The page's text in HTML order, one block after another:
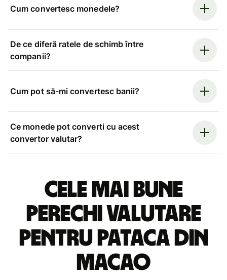
Cum convertesc monedele?
De ce diferă ratele de schimb între
companii?
Cum pot să-mi convertesc banii?
Ce monede pot converti cu acest
convertor valutar?
Cele mai bune
perechi valutare
pentru pataca din
Macao